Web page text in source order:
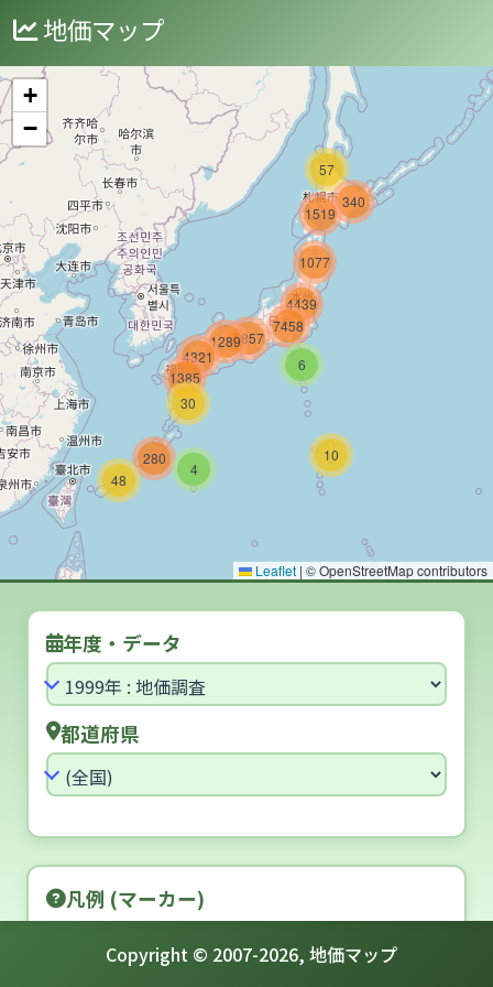
地価マップ
年度・データ
都道府県
凡例 (マーカー)
[住宅地] 5年連続 アップ
48
4
30
280
1385
4321
10
1289
6
5857
7458
4439
1077
57
340
1519
+
−
Leaflet | © OpenStreetMap contributors
Copyright © 2007-2026, 地価マップ